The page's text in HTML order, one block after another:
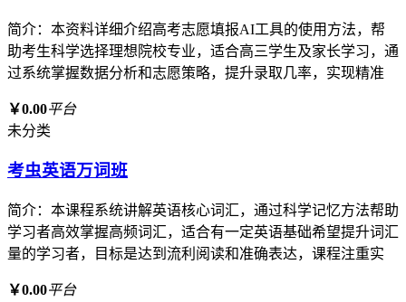
简介：本资料详细介绍高考志愿填报AI工具的使用方法，帮
助考生科学选择理想院校专业，适合高三学生及家长学习，通
过系统掌握数据分析和志愿策略，提升录取几率，实现精准
￥0.00平台
未分类
考虫英语万词班
简介：本课程系统讲解英语核心词汇，通过科学记忆方法帮助
学习者高效掌握高频词汇，适合有一定英语基础希望提升词汇
量的学习者，目标是达到流利阅读和准确表达，课程注重实
￥0.00平台